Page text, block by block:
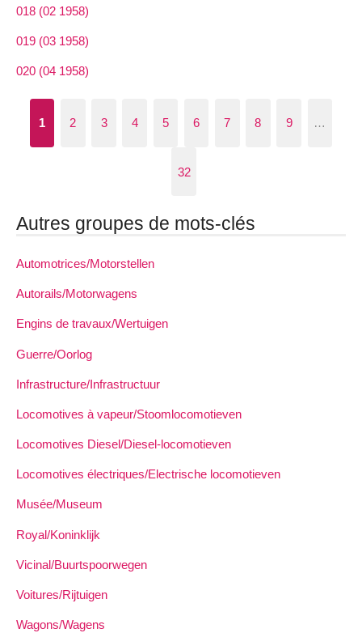
018 (02 1958)
019 (03 1958)
020 (04 1958)
1 2 3 4 5 6 7 8 9 …
32
Autres groupes de mots-clés
Automotrices/Motorstellen
Autorails/Motorwagens
Engins de travaux/Wertuigen
Guerre/Oorlog
Infrastructure/Infrastructuur
Locomotives à vapeur/Stoomlocomotieven
Locomotives Diesel/Diesel-locomotieven
Locomotives électriques/Electrische locomotieven
Musée/Museum
Royal/Koninklijk
Vicinal/Buurtspoorwegen
Voitures/Rijtuigen
Wagons/Wagens